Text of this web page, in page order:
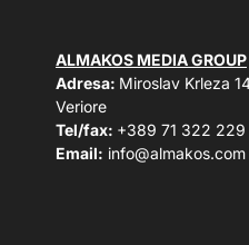
ALMAKOS MEDIA GROUP
Adresa: Miroslav Krleza
Veriore
Tel/fax: +389 71 322 229
Email: info@almakos.com